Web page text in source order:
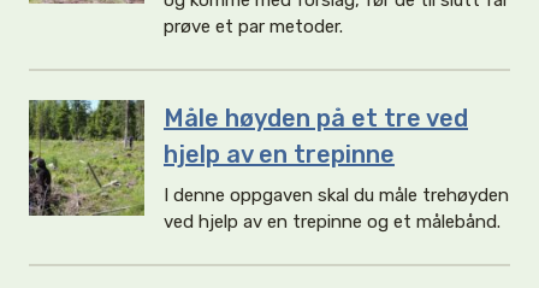
prøve et par metoder.
Måle høyden på et tre ved
hjelp av en trepinne
I denne oppgaven skal du måle trehøyden
ved hjelp av en trepinne og et målebånd.